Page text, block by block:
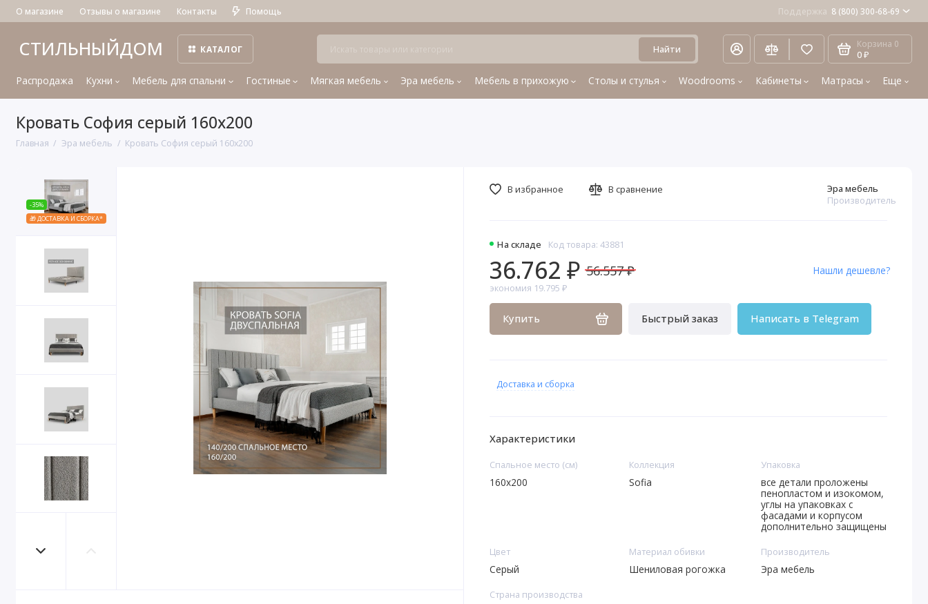
О магазине Отзывы о магазине Контакты Помощь Поддержка 8 (800) 300-68-69
СТИЛЬНЫЙДОМ КАТАЛОГ Найти Корзина 0
0 ₽
Распродажа Кухни Мебель для спальни Гостиные Мягкая мебель Эра мебель Мебель в прихожую Столы и стулья Woodrooms Кабинеты Матрасы Еще
Кровать София серый 160х200
Главная Эра мебель Кровать София серый 160х200
-35%
🎁 ДОСТАВКА И СБОРКА*
На складе Код товара: 43881
Эра мебель
Производитель
36.762 ₽ 56.557 ₽
экономия 19.795 ₽
Купить Быстрый заказ Написать в Telegram
Нашли дешевле?
В избранное В сравнение
Доставка и сборка
Характеристики
Спальное место (см)
160х200
Коллекция
Sofia
Упаковка
все детали проложены
пенопластом и изокомом,
углы на упаковках с
фасадами и корпусом
дополнительно защищены
Цвет
Серый
Материал обивки
Шениловая рогожка
Производитель
Эра мебель
Страна производства